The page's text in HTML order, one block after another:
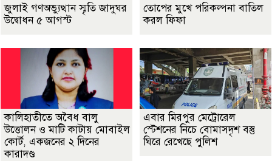
জুলাই গণঅভ্যুত্থান স্মৃতি জাদুঘর
উদ্বোধন ৫ আগস্ট
তোপের মুখে পরিকল্পনা বাতিল
করল ফিফা
কালিহাতীতে অবৈধ বালু
উত্তোলন ও মাটি কাটায় মোবাইল
কোর্ট, একজনের ২ দিনের
কারাদণ্ড
এবার মিরপুর মেট্রোরেল
স্টেশনের নিচে বোমাসদৃশ বস্তু
ঘিরে রেখেছে পুলিশ